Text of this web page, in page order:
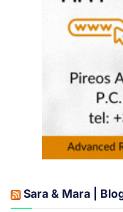
Sara & Mara |